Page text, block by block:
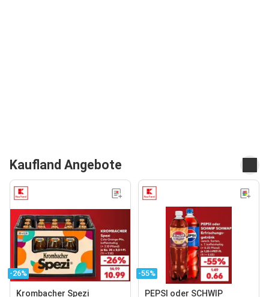
Kaufland Angebote
-26%
Krombacher Spezi
-55%
PEPSI oder SCHWIP